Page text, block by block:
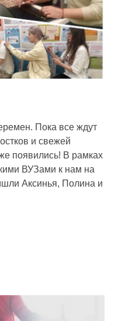
Пока все ждут
и свежей
появились! В рамках
ВУЗами к нам на
Аксинья, Полина и